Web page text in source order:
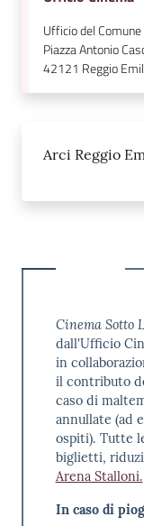
Ufficio del
Piazza Antonio
42121 Reggio
Arci Reggio
Cinema Sotto
dall'Ufficio
in
il contributo
caso di
annullate (ad
ospiti). Tutte
biglietti,
Arena Stalloni.
In caso di